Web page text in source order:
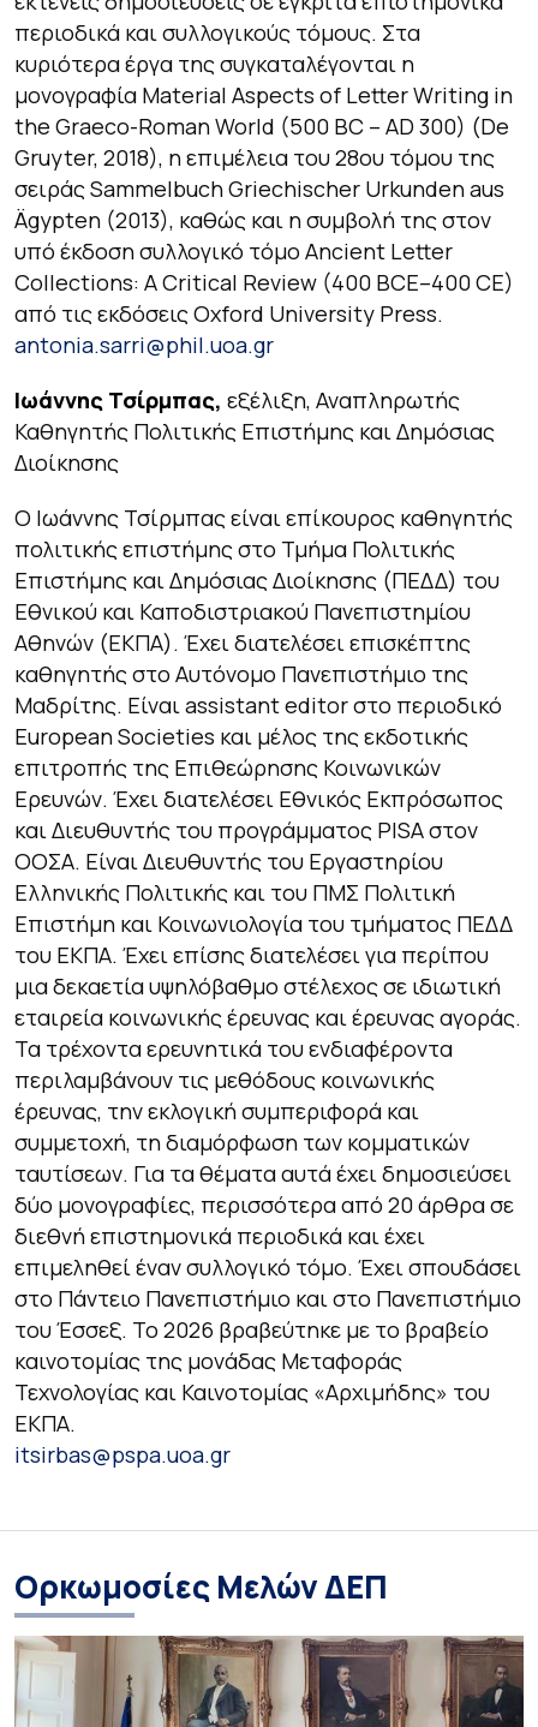
περιοδικά και συλλογικούς τόμους. Στα
κυριότερα έργα της συγκαταλέγονται η
μονογραφία Material Aspects of Letter Writing in
the Graeco-Roman World (500 BC – AD 300) (De
Gruyter, 2018), η επιμέλεια του 28ου τόμου της
σειράς Sammelbuch Griechischer Urkunden aus
Ägypten (2013), καθώς και η συμβολή της στον
υπό έκδοση συλλογικό τόμο Ancient Letter
Collections: A Critical Review (400 BCE–400 CE)
από τις εκδόσεις Oxford University Press.
antonia.sarri@phil.uoa.gr
Ιωάννης Τσίρμπας, εξέλιξη, Αναπληρωτής
Καθηγητής Πολιτικής Επιστήμης και Δημόσιας
Διοίκησης
Ο Ιωάννης Τσίρμπας είναι επίκουρος καθηγητής
πολιτικής επιστήμης στο Τμήμα Πολιτικής
Επιστήμης και Δημόσιας Διοίκησης (ΠΕΔΔ) του
Εθνικού και Καποδιστριακού Πανεπιστημίου
Αθηνών (ΕΚΠΑ). Έχει διατελέσει επισκέπτης
καθηγητής στο Αυτόνομο Πανεπιστήμιο της
Μαδρίτης. Είναι assistant editor στο περιοδικό
European Societies και μέλος της εκδοτικής
επιτροπής της Επιθεώρησης Κοινωνικών
Ερευνών. Έχει διατελέσει Εθνικός Εκπρόσωπος
και Διευθυντής του προγράμματος PISA στον
ΟΟΣΑ. Είναι Διευθυντής του Εργαστηρίου
Ελληνικής Πολιτικής και του ΠΜΣ Πολιτική
Επιστήμη και Κοινωνιολογία του τμήματος ΠΕΔΔ
του ΕΚΠΑ. Έχει επίσης διατελέσει για περίπου
μια δεκαετία υψηλόβαθμο στέλεχος σε ιδιωτική
εταιρεία κοινωνικής έρευνας και έρευνας αγοράς.
Τα τρέχοντα ερευνητικά του ενδιαφέροντα
περιλαμβάνουν τις μεθόδους κοινωνικής
έρευνας, την εκλογική συμπεριφορά και
συμμετοχή, τη διαμόρφωση των κομματικών
ταυτίσεων. Για τα θέματα αυτά έχει δημοσιεύσει
δύο μονογραφίες, περισσότερα από 20 άρθρα σε
διεθνή επιστημονικά περιοδικά και έχει
επιμεληθεί έναν συλλογικό τόμο. Έχει σπουδάσει
στο Πάντειο Πανεπιστήμιο και στο Πανεπιστήμιο
του Έσσεξ. Το 2026 βραβεύτηκε με το βραβείο
καινοτομίας της μονάδας Μεταφοράς
Τεχνολογίας και Καινοτομίας «Αρχιμήδης» του
ΕΚΠΑ.
itsirbas@pspa.uoa.gr
Ορκωμοσίες Μελών ΔΕΠ